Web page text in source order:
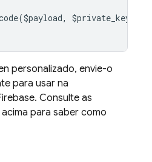
$private_key,
personalizado, envie-o
para usar na
Consulte as
para saber como